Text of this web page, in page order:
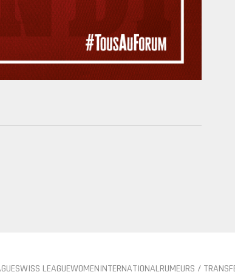
SWISS LEAGUEWOMENINTERNATIONALRUMEURS /